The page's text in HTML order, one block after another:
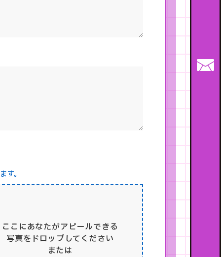
。
ここにあなたがアピールできる
写真をドロップしてください
または